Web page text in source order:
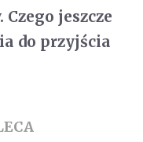
jeszcze
do przyjścia